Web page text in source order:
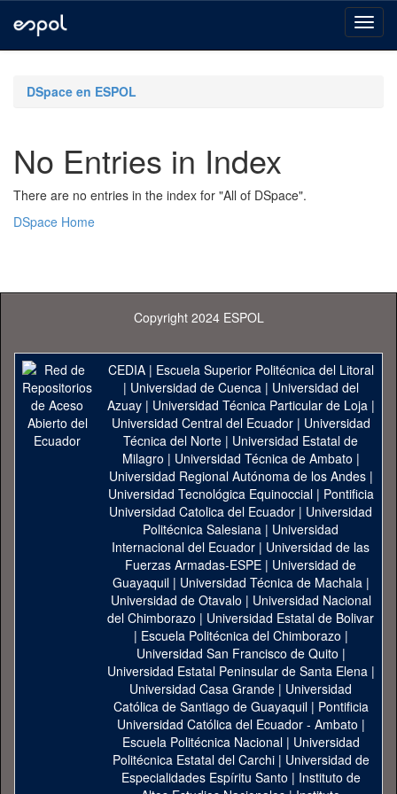
navigationDSpace en ESPOL
No Entries in Index
There are no entries in the index for "All of DSpace".
DSpace Home
Copyright 2024 ESPOL
CEDIA| Escuela Superior Politécnica del Litoral
| Universidad de Cuenca| Universidad del
Azuay| Universidad Técnica Particular de Loja|
Universidad Central del Ecuador| Universidad
Técnica del Norte | Universidad Estatal de
Milagro | Universidad Técnica de Ambato |
Universidad Regional Autónoma de los Andes|
Universidad Tecnológica Equinoccial| Pontificia
Universidad Catolica del Ecuador | Universidad
Politécnica Salesiana | Universidad
Internacional del Ecuador | Universidad de las
Fuerzas Armadas-ESPE | Universidad de
Guayaquil| Universidad Técnica de Machala|
Universidad de Otavalo | Universidad Nacional
del Chimborazo | Universidad Estatal de Bolivar
| Escuela Politécnica del Chimborazo |
Universidad San Francisco de Quito |
Universidad Estatal Peninsular de Santa Elena|
Universidad Casa Grande | Universidad
Católica de Santiago de Guayaquil| Pontificia
Universidad Católica del Ecuador - Ambato |
Escuela Politécnica Nacional| Universidad
Politécnica Estatal del Carchi| Universidad de
Especialidades Espíritu Santo | Instituto de